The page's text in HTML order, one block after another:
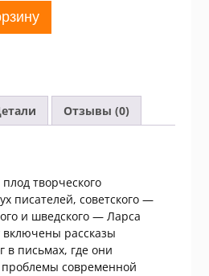
Отзывы (0)
творческого
писателей, советского —
и шведского — Ларса
включены рассказы
в письмах, где они
современной